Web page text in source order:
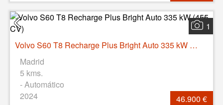
1
Volvo S60 T8 Recharge Plus Bright Auto 335 kW (455 CV)
Madrid
5 kms.
- Automático
2024
46.900 €